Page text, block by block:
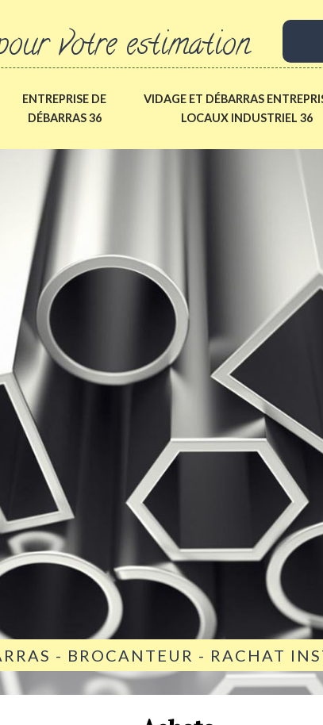
votre estimation
ENTREPRISE DE
DÉBARRAS 36
VIDAGE ET DÉBARRAS
LOCAUX INDUSTRIEL 36
- BROCANTEUR - RACHAT